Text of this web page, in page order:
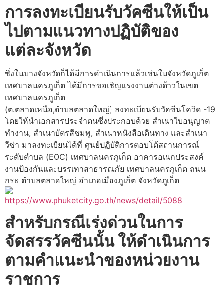
การลงทะเบียนรับวัคซีนให้เป็น
ไปตามแนวทางปฏิบัติของ
แต่ละจังหวัด
ซึ่งในบางจังหวัดก็ได้มีการดำเนินการแล้วเช่นในจังหวัดภูเก็ต
เทศบาลนครภูเก็ต ได้มีการขอเชิญแรงงานต่างด้าวในเขต
เทศบาลนครภูเก็ต
(ต.ตลาดเหนือ,ตำบลตลาดใหญ่) ลงทะเบียนรับวัคซีนโควิด -19
โดยให้นำเอกสารประจำตนซึ่งประกอบด้วย สำเนาใบอนุญาต
ทำงาน, สำเนาบัตรสีชมพู, สำเนาหนังสือเดินทาง และสำเนา
วีซ่า มาลงทะเบียนได้ที่ ศูนย์ปฏิบัติการตอบโต้สถานการณ์
ระดับตำบล (EOC) เทศบาลนครภูเก็ต อาคารอเนกประสงค์
งานป้องกันและบรรเทาสาธารณภัย เทศบาลนครภูเก็ต ถนน
กระ ตำบลตลาดใหญ่ อำเภอเมืองภูเก็ต จังหวัดภูเก็ต
https://www.phuketcity.go.th/news/detail/5088
สำหรับกรณีเร่งด่วนในการ
จัดสรรวัคซีนนั้น ให้ดำเนินการ
ตามคำแนะนำของหน่วยงาน
ราชการ